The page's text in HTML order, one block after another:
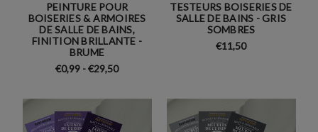
PEINTURE POUR
BOISERIES & ARMOIRES
DE SALLE DE BAINS,
FINITION BRILLANTE -
BRUME
€0,99 - €29,50
TESTEURS BOISERIES DE
SALLE DE BAINS - GRIS
SOMBRES
€11,50